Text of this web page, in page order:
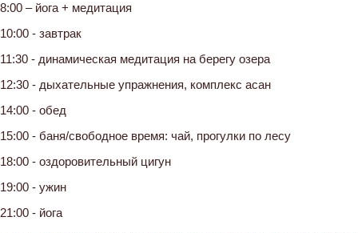
8:00 – йога + медитация
10:00 - завтрак
11:30 - динамическая медитация на берегу озера
12:30 - дыхательные упражнения, комплекс асан
14:00 - обед
15:00 - баня/свободное время: чай, прогулки по лесу
18:00 - оздоровительный цигун
19:00 - ужин
21:00 - йога